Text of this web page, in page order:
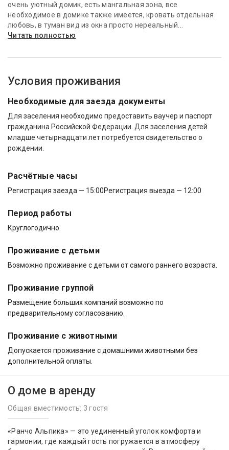
очень уютный домик, есть мангальная зона, все
необходимое в домике также имеется, кровать отдельная
любовь, в туман вид из окна просто нереальный...
Читать полностью
Условия проживания
Необходимые для заезда документы
Для заселения необходимо предоставить ваучер и паспорт
гражданина Российской Федерации. Для заселения детей
младше четырнадцати лет потребуется свидетельство о
рождении.
Расчётные часы
Регистрация заезда — 15:00Регистрация выезда — 12:00
Период работы
Круглогодично.
Проживание с детьми
Возможно проживание с детьми от самого раннего возраста.
Проживание группой
Размещение больших компаний возможно по
предварительному согласованию.
Проживание с животными
Допускается проживание с домашними животными без
дополнительной оплаты.
О доме в аренду
Общая вместимость: 3 гостя
«Ранчо Альпика» — это уединенный уголок комфорта и
гармонии, где каждый гость погружается в атмосферу